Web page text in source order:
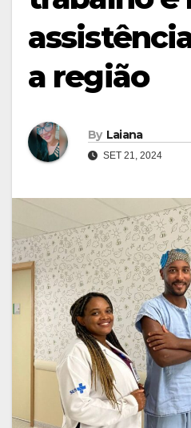
a região
By Laiana
SET 21, 2024